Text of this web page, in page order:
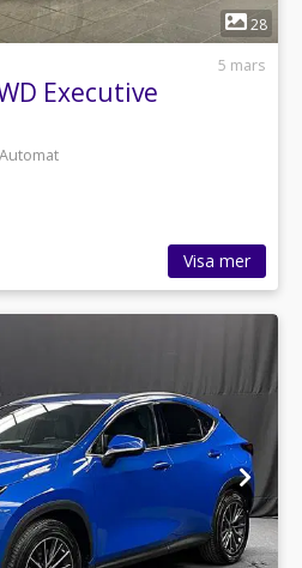
1
28
5 mars
Executive
Automat
Visa mer